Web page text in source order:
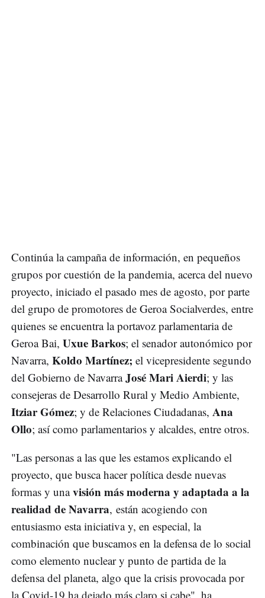
Continúa la campaña de información, en pequeños
grupos por cuestión de la pandemia, acerca del nuevo
proyecto, iniciado el pasado mes de agosto, por parte
del grupo de promotores de Geroa Socialverdes, entre
quienes se encuentra la portavoz parlamentaria de
Geroa Bai, Uxue Barkos; el senador autonómico por
Navarra, Koldo Martínez; el vicepresidente segundo
del Gobierno de NavarraJosé Mari Aierdi; y las
consejeras de Desarrollo Rural y Medio Ambiente,
Itziar Gómez; y de Relaciones Ciudadanas, Ana
Ollo; así como parlamentarios y alcaldes, entre otros.
"Las personas a las que les estamos explicando el
proyecto, que busca hacer política desde nuevas
formas y unavisión más moderna y adaptada a la
realidad de Navarra, están acogiendo con
entusiasmo esta iniciativa y, en especial, la
combinación que buscamos en la defensa de lo social
como elemento nuclear y punto de partida de la
defensa del planeta, algo que la crisis provocada por
la Covid-19 ha dejado más claro si cabe", ha